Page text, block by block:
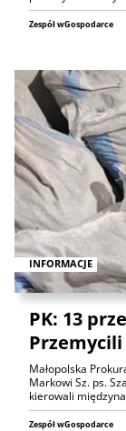
Zespół wGospodarce
INFORMACJE
PK: 13
Małopolska
Markowi Sz. ps.
kierowali
Zespół wGospodarce